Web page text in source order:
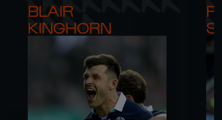
BLAIR
KINGHORN